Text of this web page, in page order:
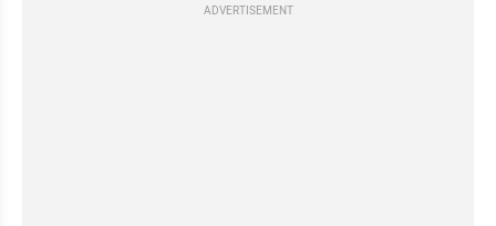
ADVERTISEMENT